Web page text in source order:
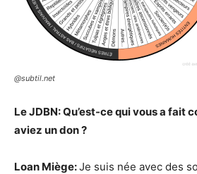
@subtil.net
Le JDBN: Qu’est-ce qui vous a fait
aviez un don ?
Loan Miège:Je suis née avec des